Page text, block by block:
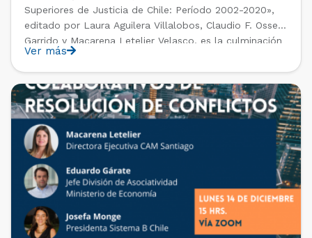
Macarena Letelier)
Superiores de Justicia de Chile: Período 2002-2020»,
editado por Laura Aguilera Villalobos, Claudio F. Osses
Garrido y Macarena Letelier Velasco, es la culminación
de un proceso de investigación académica llevado a
cabo entre los años 2018 y 2020 por la Oficina de
Estudios y Relaciones Internacionales del CAM
Santiago, tras el encargo y supervisión de la Dirección
Ejecutiva del Centro.
Ver más
PAST EVENTS